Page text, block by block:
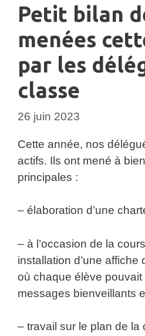
Petit bilan
menées
par les
classe
26 juin 2023
Cette année, nos
actifs. Ils ont mené à
principales :
– élaboration d’une
– à l’occasion de la
installation d’une affiche
où chaque élève pouvait
messages bienveillants
– travail sur le plan de la